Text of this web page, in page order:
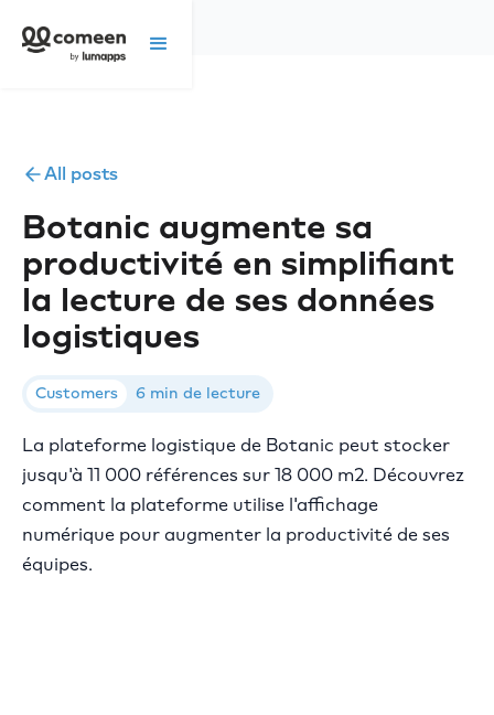
All posts
Botanic augmente sa
productivité en simplifiant
la lecture de ses données
logistiques
Customers 6 min de lecture
La plateforme logistique de Botanic peut stocker
jusqu'à 11 000 références sur 18 000 m2. Découvrez
comment la plateforme utilise l'affichage
numérique pour augmenter la productivité de ses
équipes.